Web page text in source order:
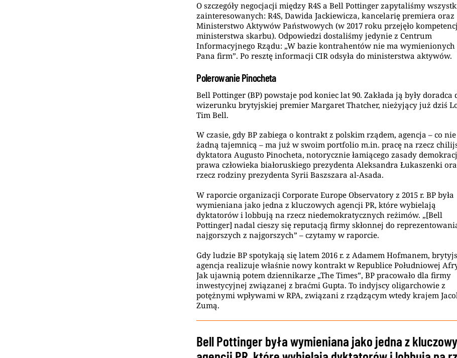
O szczegóły negocjacji między R4S a Bell Pottinger zapytaliśmy
zainteresowanych: R4S, Dawida Jackiewicza, kancelarię premiera oraz
Ministerstwo Aktywów Państwowych (w 2017 roku przejęło
ministerstwa skarbu). Odpowiedzi dostaliśmy jedynie z Centrum
Informacyjnego Rządu: „W bazie kontrahentów nie ma wymienionych
Pana firm”. Po resztę informacji CIR odsyła do ministerstwa aktywów.
Polerowanie Pinocheta
Bell Pottinger (BP) powstaje pod koniec lat 90. Zakłada ją były doradca
wizerunku brytyjskiej premier Margaret Thatcher, nieżyjący już dziś
Tim Bell.
W czasie, gdy BP zabiega o kontrakt z polskim rządem, agencja – co
żadną tajemnicą – ma już w swoim portfolio m.in. pracę na rzecz
dyktatora Augusto Pinocheta, notorycznie łamiącego zasady
prawa człowieka białoruskiego prezydenta Aleksandra Łukaszenki
rzecz rodziny prezydenta Syrii Baszszara al-Asada.
W raporcie organizacji Corporate Europe Observatory z 2015 r. BP była
wymieniana jako jedna z kluczowych agencji PR, które wybielają
dyktatorów i lobbują na rzecz niedemokratycznych reżimów. „[Bell
Pottinger] nadal cieszy się reputacją firmy skłonnej do
najgorszych z najgorszych” – czytamy w raporcie.
Gdy ludzie BP spotykają się latem 2016 r. z Adamem Hofmanem,
agencja realizuje właśnie nowy kontrakt w Republice Południowej
Jak ujawnią potem dziennikarze „The Times”, BP pracowało dla firmy
inwestycyjnej związanej z braćmi Gupta. To indyjscy oligarchowie z
potężnymi wpływami w RPA, związani z rządzącym wtedy krajem
Zumą.
Bell Pottinger była wymieniana jako jedna z